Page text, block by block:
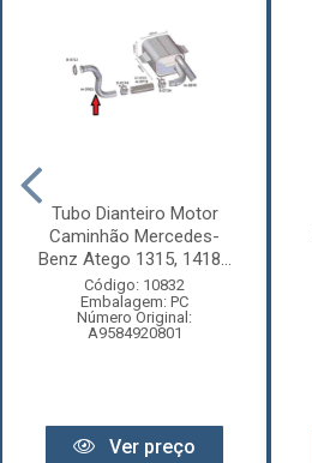
Tubo Dianteiro Motor
Caminhão Mercedes-
Benz Atego 1315, 1418...
Código: 10832
Embalagem: PC
Número Original:
A9584920801
Ver preço